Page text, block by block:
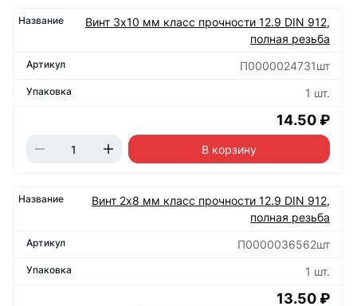
Винт 3х10 мм класс прочности 12.9 DIN 912,
полная резьба
П0000024731шт
1 шт.
14.50 ₽
В корзину
Винт 2х8 мм класс прочности 12.9 DIN 912,
полная резьба
П0000036562шт
1 шт.
13.50 ₽